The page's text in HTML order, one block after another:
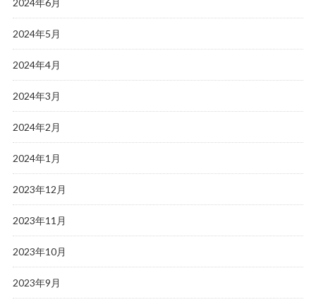
2024年6月
2024年5月
2024年4月
2024年3月
2024年2月
2024年1月
2023年12月
2023年11月
2023年10月
2023年9月